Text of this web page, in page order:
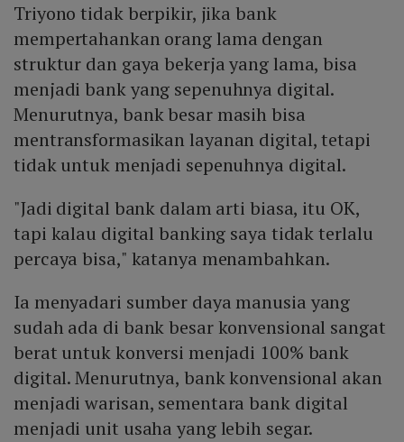
Triyono tidak berpikir, jika bank
mempertahankan orang lama dengan
struktur dan gaya bekerja yang lama, bisa
menjadi bank yang sepenuhnya digital.
Menurutnya, bank besar masih bisa
mentransformasikan layanan digital, tetapi
tidak untuk menjadi sepenuhnya digital.
"Jadi digital bank dalam arti biasa, itu OK,
tapi kalau digital banking saya tidak terlalu
percaya bisa," katanya menambahkan.
Ia menyadari sumber daya manusia yang
sudah ada di bank besar konvensional sangat
berat untuk konversi menjadi 100% bank
digital. Menurutnya, bank konvensional akan
menjadi warisan, sementara bank digital
menjadi unit usaha yang lebih segar.